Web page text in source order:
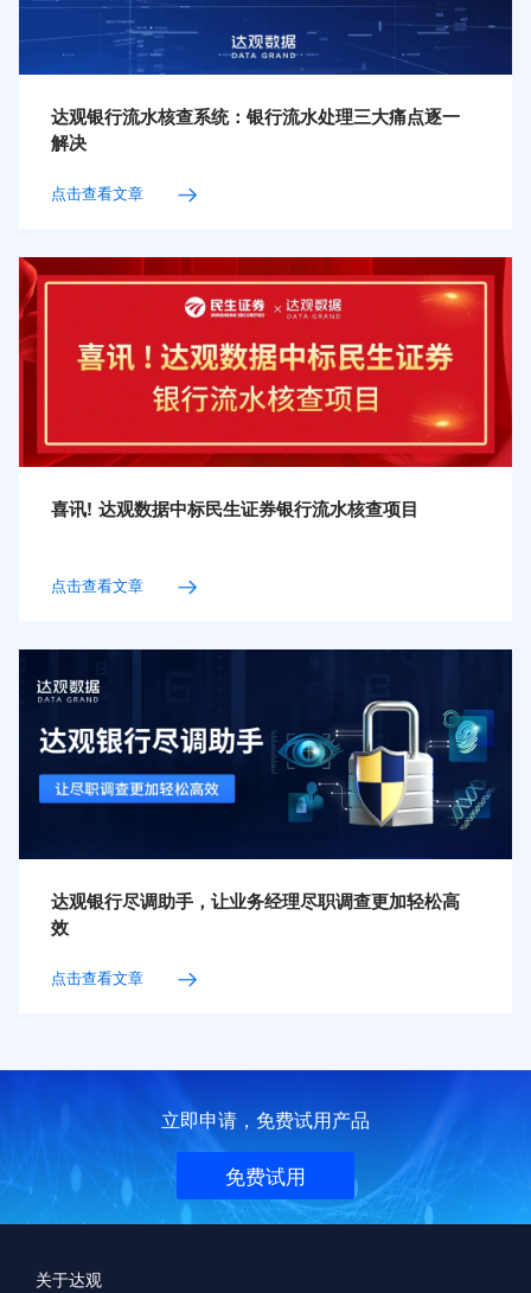
达观银行流水核查系统：银行流水处理三大痛点逐一
解决
点击查看文章
喜讯! 达观数据中标民生证券银行流水核查项目
点击查看文章
达观银行尽调助手，让业务经理尽职调查更加轻松高
效
点击查看文章
立即申请，免费试用产品
免费试用
关于达观